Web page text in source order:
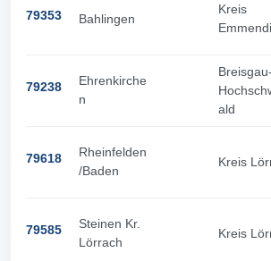
79353 Bahlingen
Kreis
79238
Ehrenkirche
n
Breisgau-
ald
79618
Rheinfelden
/Baden
Kreis
79585
Steinen Kr.
Lörrach
Kreis